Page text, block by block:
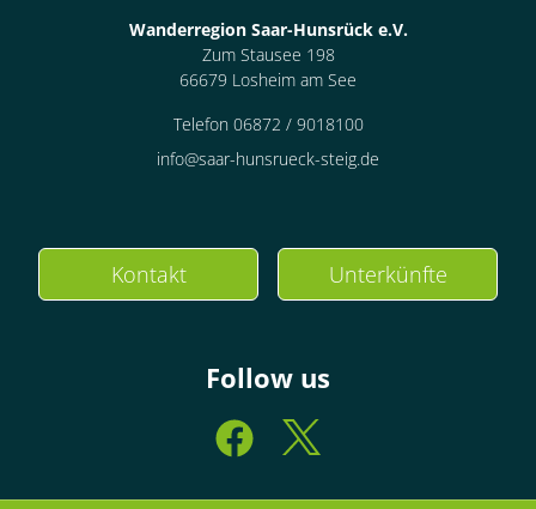
Wanderregion Saar-Hunsrück e.V.
Zum Stausee 198
66679 Losheim am See
Telefon 06872 / 9018100
info@saar-hunsrueck-steig.de
Kontakt Unterkünfte
Follow us